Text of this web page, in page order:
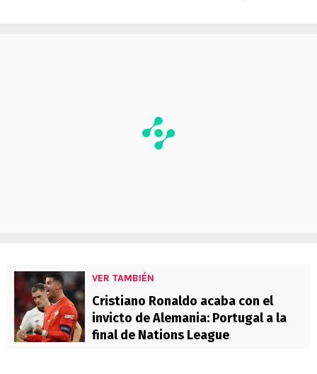
VER TAMBIÉN
Cristiano Ronaldo acaba con el
invicto de Alemania: Portugal a la
final de Nations League